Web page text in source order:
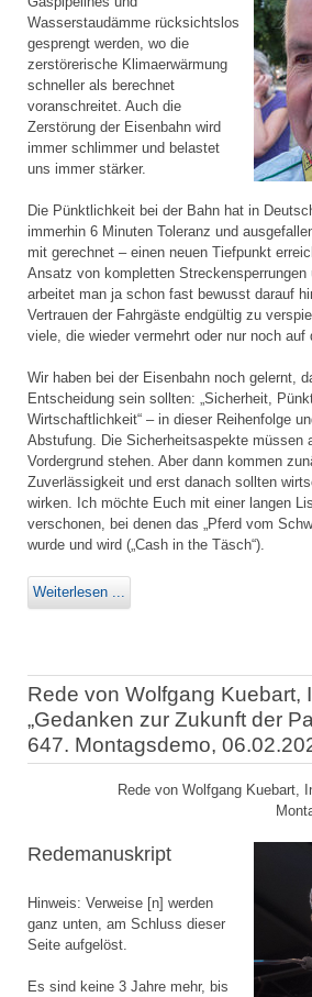
Wasserstaudämme rücksichtslos
gesprengt werden, wo die
zerstörerische Klimaerwärmung
schneller als berechnet
voranschreitet. Auch die
Zerstörung der Eisenbahn wird
immer schlimmer und belastet
uns immer stärker.
Die Pünktlichkeit bei der Bahn hat in
immerhin 6 Minuten Toleranz und
mit gerechnet – einen neuen Tiefpunkt
Ansatz von kompletten Streckensperrungen
arbeitet man ja schon fast bewusst darauf
Vertrauen der Fahrgäste endgültig zu
viele, die wieder vermehrt oder nur noch auf
Wir haben bei der Eisenbahn noch gelernt,
Entscheidung sein sollten: „Sicherheit,
Wirtschaftlichkeit“ – in dieser Reihenfolge
Abstufung. Die Sicherheitsaspekte müssen
Vordergrund stehen. Aber dann kommen
Zuverlässigkeit und erst danach sollten
wirken. Ich möchte Euch mit einer langen
verschonen, bei denen das „Pferd vom
wurde und wird („Cash in the Täsch“).
Weiterlesen ...
Rede von Wolfgang Kuebart,
„Gedanken zur Zukunft der
647. Montagsdemo,
Rede von Wolfgang Kuebart,
Redemanuskript
Hinweis: Verweise [n] werden
ganz unten, am Schluss dieser
Seite aufgelöst.
Es sind keine 3 Jahre mehr, bis